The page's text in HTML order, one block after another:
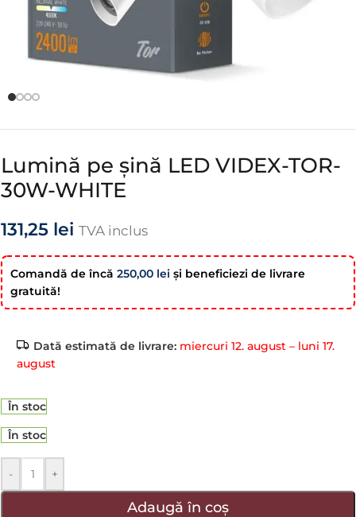
Lumină pe șină LED VIDEX-TOR-
30W-WHITE
131,25 lei TVA inclus
Comandă de încă 250,00 lei şi beneficiezi de livrare
gratuită!
Dată estimată de livrare: miercuri 12. august – luni 17.
august
În stoc
În stoc
- +
Adaugă în coș